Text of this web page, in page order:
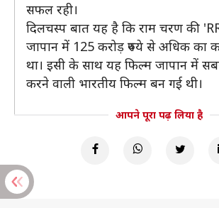
सफल रही।
दिलचस्प बात यह है कि राम चरण की
जापान में 125 करोड़ रुपये से अधिक का
था। इसी के साथ यह फिल्म जापान में
करने वाली भारतीय फिल्म बन गई थी।
आपने पूरा पढ़ लिया है